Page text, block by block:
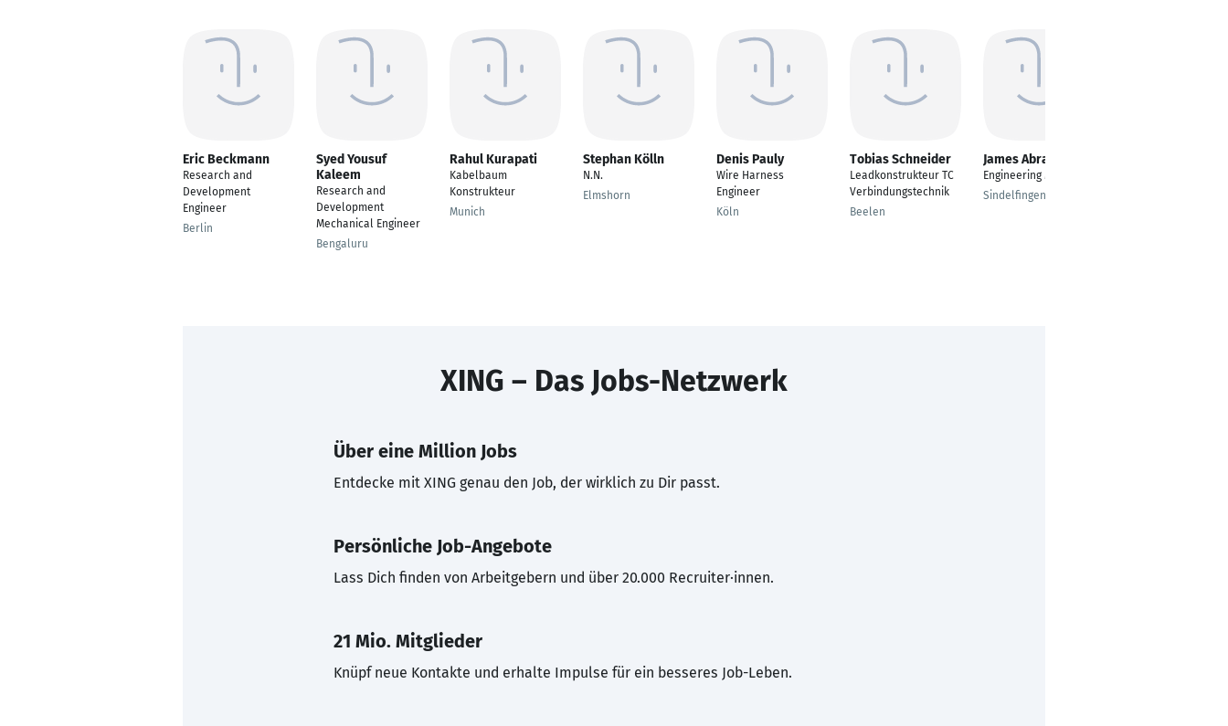
Eric Beckmann
Research and
Development
Engineer
Berlin
Syed Yousuf
Kaleem
Research and
Development
Mechanical Engineer
Bengaluru
Rahul Kurapati
Kabelbaum
Konstrukteur
Munich
Stephan Kölln
N.N.
Elmshorn
Denis Pauly
Wire Harness
Engineer
Köln
Tobias Schneider
Leadkonstrukteur TC
Verbindungstechnik
Beelen
James Abraham
Engineering Manager
Sindelfingen
XING – Das Jobs-Netzwerk
Über eine Million Jobs
Entdecke mit XING genau den Job, der wirklich zu Dir passt.
Persönliche Job-Angebote
Lass Dich finden von Arbeitgebern und über 20.000 Recruiter·innen.
21 Mio. Mitglieder
Knüpf neue Kontakte und erhalte Impulse für ein besseres Job-Leben.